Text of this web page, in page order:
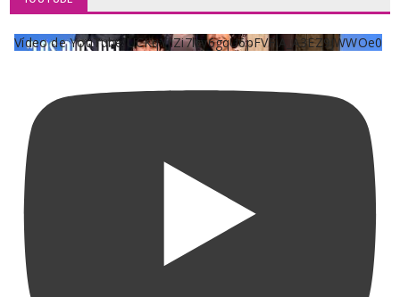
Vídeo de YouTube UCKqYjiZi7lzy6gqU6pFVFiA_A3EZ9JWWOe0